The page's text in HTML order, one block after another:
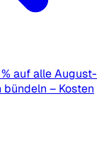
auf alle August-
– Kosten